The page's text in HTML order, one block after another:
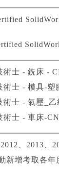
術士 -銑床 -
術士 -模具-塑
術士 -氣壓
乙
術士 -車床-
2013
新增考取各